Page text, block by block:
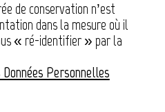
de conservation n’est
dans la mesure où il
« ré-identifier » par la
Personnelles